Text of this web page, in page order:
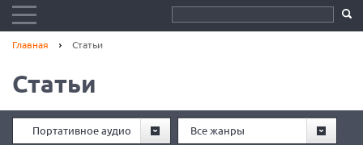
Главная Статьи
Статьи
Портативное аудио Все жанры